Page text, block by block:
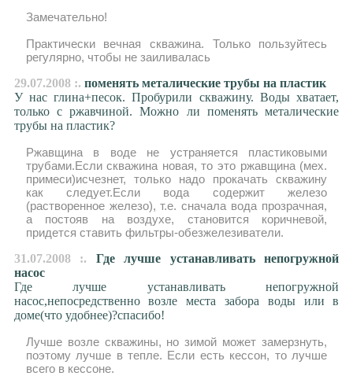
Замечательно!
Практически вечная скважина. Только пользуйтесь
регулярно, чтобы не заиливалась
29.07.2008 :. поменять металические трубы на пластик
У нас глина+песок. Пробурили скважину. Воды хватает,
только с ржавчиной. Можно ли поменять металические
трубы на пластик?
Ржавщина в воде не устраняется пластиковыми
трубами.Если скважина новая, то это ржавщина (мех.
примеси)исчезнет, только надо прокачать скважину
как следует.Если вода содержит железо
(растворенное железо), т.е. сначала вода прозрачная,
а постояв на воздухе, становится коричневой,
придется ставить фильтры-обезжелезиватели.
31.07.2008 :. Где лучше устанавливать непогружной
насос
Где лучше устанавливать непогружной
насос,непосредственно возле места забора воды или в
доме(что удобнее)?спасибо!
Лучше возле скважины, но зимой может замерзнуть,
поэтому лучше в тепле. Если есть кессон, то лучше
всего в кессоне.